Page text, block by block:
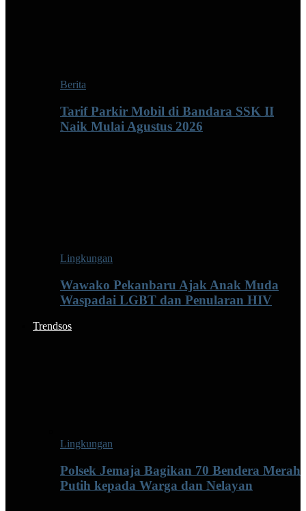
Berita
Tarif Parkir Mobil di Bandara SSK II
Naik Mulai Agustus 2026
Lingkungan
Wawako Pekanbaru Ajak Anak Muda
Waspadai LGBT dan Penularan HIV
Trendsos
Lingkungan
Polsek Jemaja Bagikan 70 Bendera Merah
Putih kepada Warga dan Nelayan